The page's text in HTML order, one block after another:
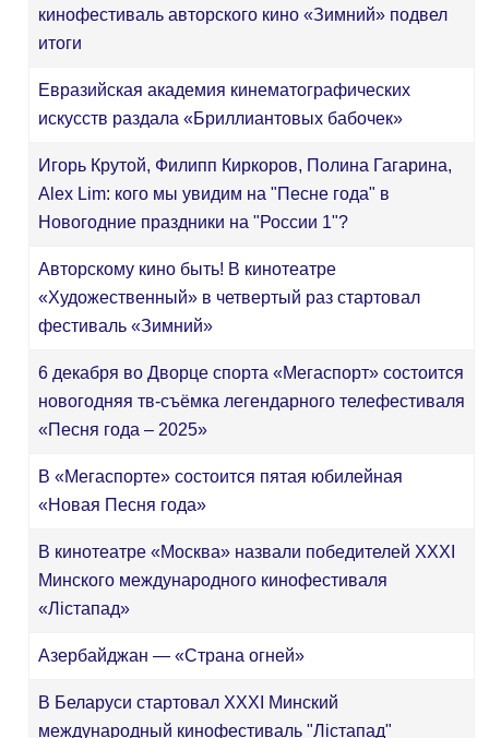
кинофестиваль авторского кино «Зимний» подвел
итоги
Евразийская академия кинематографических
искусств раздала «Бриллиантовых бабочек»
Игорь Крутой, Филипп Киркоров, Полина Гагарина,
Alex Lim: кого мы увидим на "Песне года" в
Новогодние праздники на "России 1"?
Авторскому кино быть! В кинотеатре
«Художественный» в четвертый раз стартовал
фестиваль «Зимний»
6 декабря во Дворце спорта «Мегаспорт» состоится
новогодняя тв-съёмка легендарного телефестиваля
«Песня года – 2025»
В «Мегаспорте» состоится пятая юбилейная
«Новая Песня года»
В кинотеатре «Москва» назвали победителей ХХХI
Минского международного кинофестиваля
«Лістапад»
Азербайджан — «Страна огней»
В Беларуси стартовал XXXI Минский
международный кинофестиваль "Лістапад"